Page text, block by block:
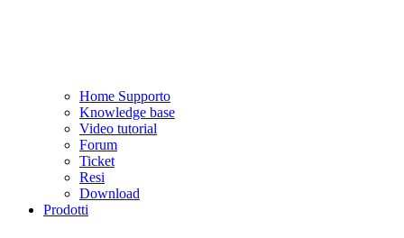
Home Supporto
Knowledge base
Video tutorial
Forum
Ticket
Resi
Download
Prodotti